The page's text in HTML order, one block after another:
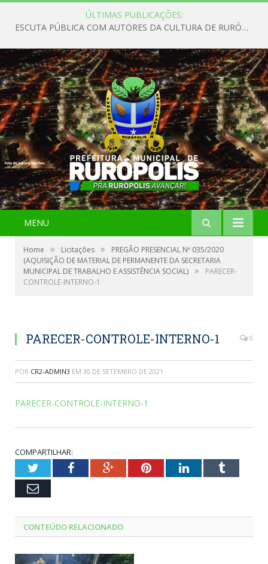
ÚLTIMAS PUBLICAÇÕES:
ESCUTA PÚBLICA COM AUTORES DA CULTURA DE RURÓPOLIS
MENU
Home » Licitações »
PREGÃO PRESENCIAL Nº 035/2020
(AQUISIÇÃO DE MATERIAL DE PERMANENTE DA SECRETARIA
MUNICIPAL DE TRABALHO E ASSISTÊNCIA SOCIAL) »
PARECER-
CONTROLE-INTERNO-1
PARECER-CONTROLE-INTERNO-1 0
POR CR2-ADMIN3 EM 30 DE SETEMBRO DE 2021
PARECER-CONTROLE-INTERNO-1
COMPARTILHAR:
TwitterFacebookGoogle+PinterestLinkedInTumblr
Email
CONTEÚDO RELACIONADO